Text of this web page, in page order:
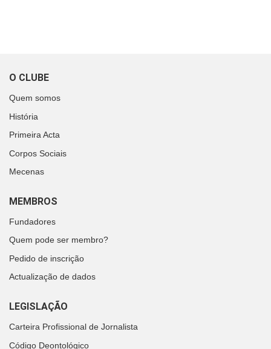
O CLUBE
Quem somos
História
Primeira Acta
Corpos Sociais
Mecenas
MEMBROS
Fundadores
Quem pode ser membro?
Pedido de inscrição
Actualização de dados
LEGISLAÇÃO
Carteira Profissional de Jornalista
Código Deontológico